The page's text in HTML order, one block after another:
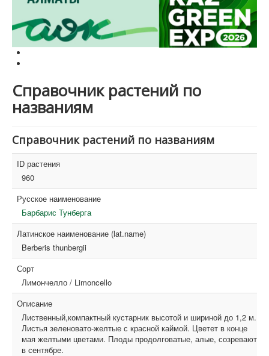
Справочник растений по
названиям
Справочник растений по названиям
ID растения
960
Русское наименование
Барбарис Тунберга
Латинское наименование (lat.name)
Berberis thunbergii
Сорт
Лимончелло / Limoncello
Описание
Лиственный,компактный кустарник высотой и шириной до 1,2 м.
Листья зеленовато-желтые с красной каймой. Цветет в конце
мая желтыми цветами. Плоды продолговатые, алые, созревают
в сентябре.